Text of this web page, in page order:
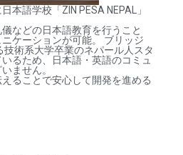
本語学校「ZIN PESA NEPAL」
などの日本語教育を行うこと
ケーションが可能。 ブリッジ
術系大学卒業のネパール人スタ
るため、日本語・英語のコミュ
ません。
ることで安心して開発を進める